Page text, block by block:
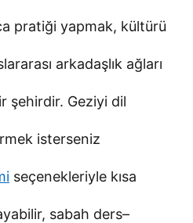
pratiği yapmak, kültürü
arkadaşlık ağları
şehirdir. Geziyi dil
isterseniz
seçenekleriyle kısa
sabah ders–